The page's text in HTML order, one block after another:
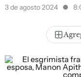
3 de agosto 2024